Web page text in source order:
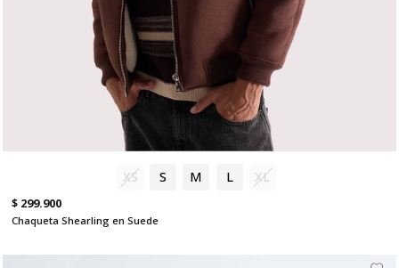
XS S M L XL
$ 299.900
Chaqueta Shearling en Suede